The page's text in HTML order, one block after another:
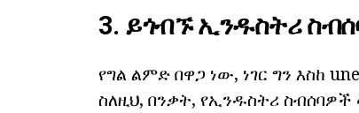
3. ይጎብኙ ኢንዱስትሪ
የግል ልምድ በዋጋ ነው, ነገር ግን እስከ
ስለዚህ, በንቃት, የኢንዱስትሪ